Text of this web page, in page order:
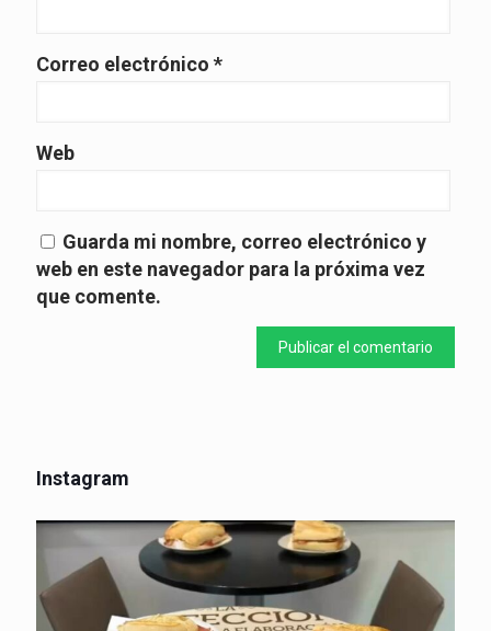
Correo electrónico *
Web
Guarda mi nombre, correo electrónico y
web en este navegador para la próxima vez
que comente.
Instagram